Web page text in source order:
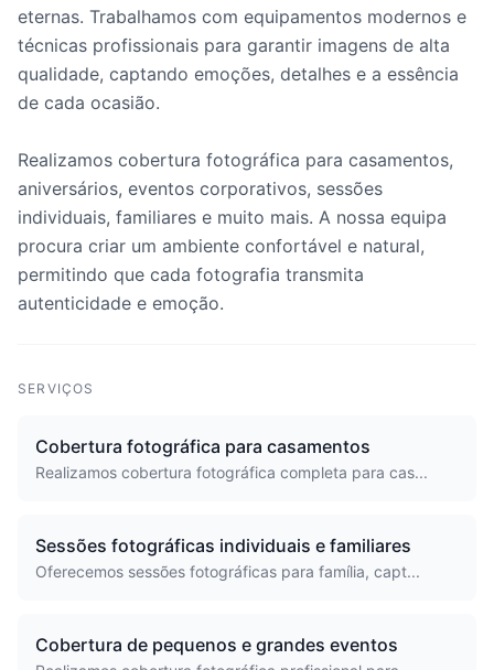
eternas. Trabalhamos com equipamentos modernos e
técnicas profissionais para garantir imagens de alta
qualidade, captando emoções, detalhes e a essência
de cada ocasião.
Realizamos cobertura fotográfica para casamentos,
aniversários, eventos corporativos, sessões
individuais, familiares e muito mais. A nossa equipa
procura criar um ambiente confortável e natural,
permitindo que cada fotografia transmita
autenticidade e emoção.
SERVIÇOS
Cobertura fotográfica para casamentos
Realizamos cobertura fotográfica completa para cas...
Sessões fotográficas individuais e familiares
Oferecemos sessões fotográficas para família, capt...
Cobertura de pequenos e grandes eventos